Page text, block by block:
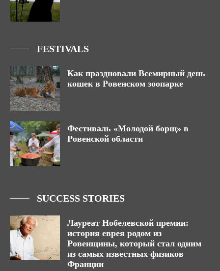
FESTIVALS
Как праздновали Всемирный день
кошек в Ровенском зоопарке
Фестиваль «Молодой борщ» в
Ровенской области
SUCCESS STORIES
Лауреат Нобелевской премии:
история еврея родом из
Ровенщины, который стал одним
из самых известных физиков
Франции